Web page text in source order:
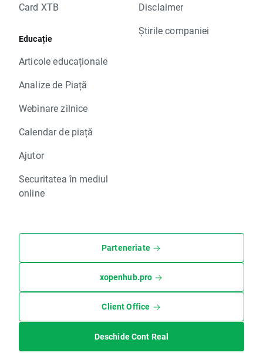
Card XTB
Educație
Articole educaționale
Analize de Piață
Webinare zilnice
Calendar de piață
Ajutor
Securitatea în mediul
online
Disclaimer
Știrile companiei
Parteneriate
xopenhub.pro
Client Office
Deschide Cont Real